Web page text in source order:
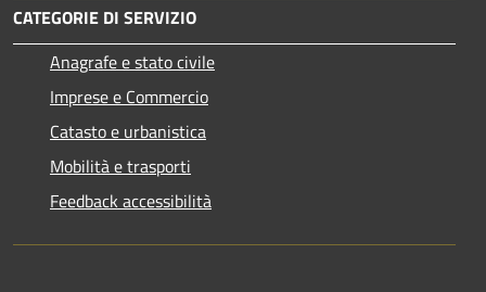
CATEGORIE DI SERVIZIO
Anagrafe e stato civile
Imprese e Commercio
Catasto e urbanistica
Mobilità e trasporti
Feedback accessibilità